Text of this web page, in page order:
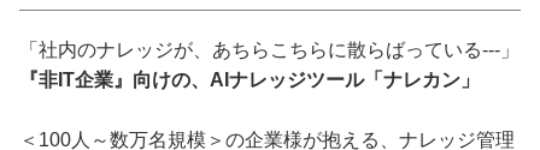
「社内のナレッジが、あちらこちらに散らばっている---」
『非IT企業』向けの、AIナレッジツール「ナレカン」
＜100人～数万名規模＞の企業様が抱える、ナレッジ管理